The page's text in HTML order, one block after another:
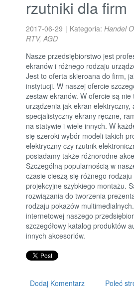
rzutniki dla firm
2017-06-29 | Kategoria:Handel
RTV, AGD
Nasze przedsiębiorstwo jest
ekranów i różnego rodzaju
Jest to oferta skieroana do firm,
instytucji. W naszej ofercie
zestaw ekranów. W ofercie są nie
urządzenia jak ekran elektryczny,
specjalistyczny ekrany ręczne,
na statywie i wiele innych. W
się szeroki wybór modeli takich
elektryczny czy rzutnik
posiadamy także różnorodne
Szczególną popularnością w
czasie cieszą się różnego
projekcyjne szybkiego montażu.
rozwiązania do tworzenia
rodzaju pokazów
internetowej naszego
szczegółowy katalog produktów
innych akcesoriów.
Dodaj Komentarz Poleć